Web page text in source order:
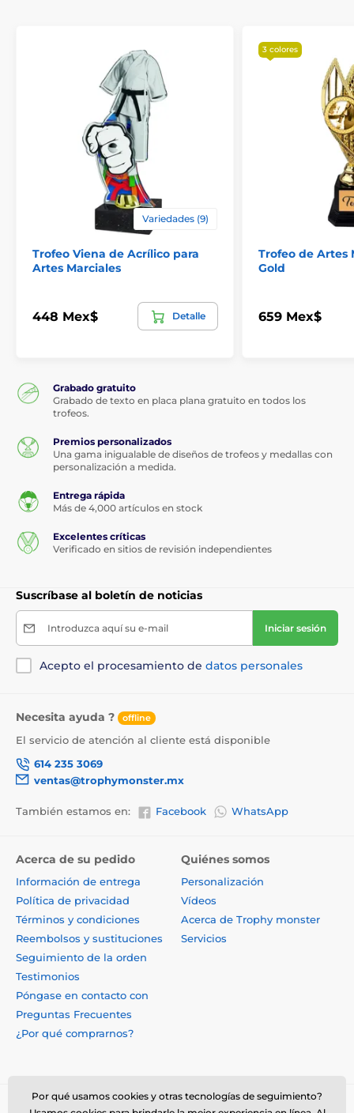
Variedades (9)
Trofeo Viena de Acrílico para
Artes Marciales
448 Mex$ Detalle
3 colores
Trofeo de Artes
Gold
659 Mex$
Grabado gratuito
Grabado de texto en placa plana gratuito en todos los
trofeos.
Premios personalizados
Una gama inigualable de diseños de trofeos y medallas con
personalización a medida.
Entrega rápida
Más de 4,000 artículos en stock
Excelentes críticas
Verificado en sitios de revisión independientes
Suscríbase al boletín de noticias
Introduzca aquí su e-mail Iniciar sesión
Acepto el procesamiento de datos personales
Necesita ayuda ? offline
El servicio de atención al cliente está disponible
614 235 3069
ventas@trophymonster.mx
También estamos en: Facebook WhatsApp
Acerca de su pedido
Información de entrega
Política de privacidad
Términos y condiciones
Reembolsos y sustituciones
Seguimiento de la orden
Testimonios
Póngase en contacto con
Preguntas Frecuentes
¿Por qué comprarnos?
Quiénes somos
Personalización
Vídeos
Acerca de Trophy monster
Servicios
Por qué usamos cookies y otras tecnologías de seguimiento?